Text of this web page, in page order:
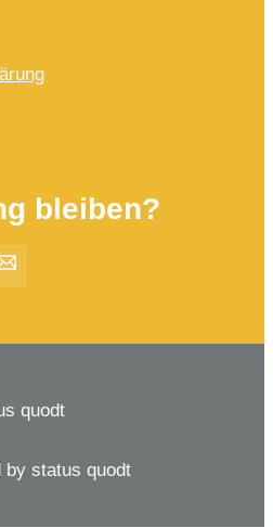
bleiben?
quodt
by status quodt